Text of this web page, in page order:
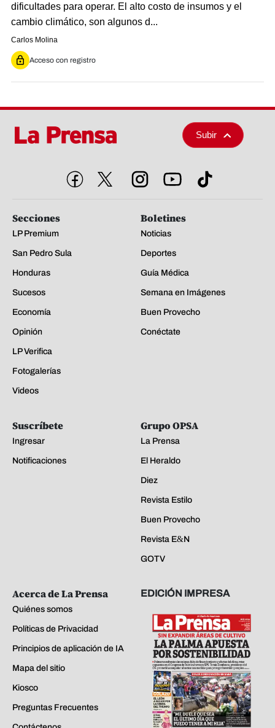
dificultades para operar. El alto costo de insumos y el
cambio climático, son algunos d...
Carlos Molina
Acceso con registro
Subir
Secciones
LP Premium
San Pedro Sula
Honduras
Sucesos
Economía
Opinión
LP Verifica
Fotogalerías
Videos
Boletines
Noticias
Deportes
Guía Médica
Semana en Imágenes
Buen Provecho
Conéctate
Suscríbete
Ingresar
Notificaciones
Grupo OPSA
La Prensa
El Heraldo
Diez
Revista Estilo
Buen Provecho
Revista E&N
GOTV
Acerca de La Prensa
Quiénes somos
Políticas de Privacidad
Principios de aplicación de IA
Mapa del sitio
Kiosco
Preguntas Frecuentes
EDICIÓN IMPRESA